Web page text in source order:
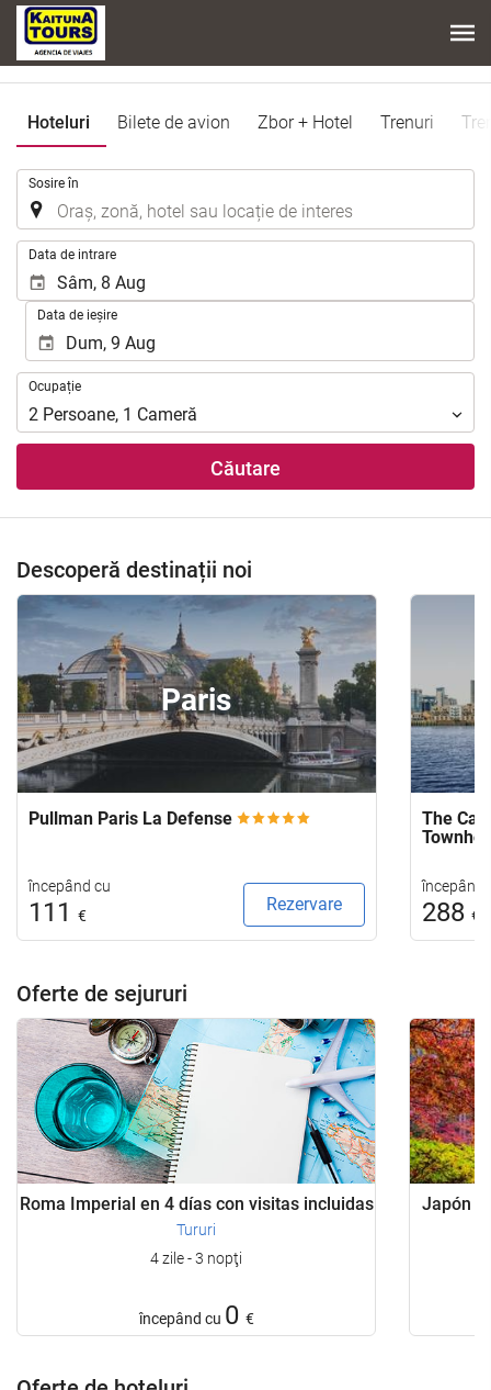
Hoteluri Bilete de avion Zbor + Hotel Trenuri
Sosire în
Data de intrare
Data de ieșire
Ocupație
Ocupație
2 Persoane, 1 Cameră
Căutare
Descoperă destinații noi
Paris
Pullman Paris La Defense
începând cu
111€
Rezervare
The
începând
288 €
Oferte de sejururi
Roma Imperial en 4 días con visitas incluidas
Tururi
4 zile - 3 nopţi
începând cu 0 €
Japón